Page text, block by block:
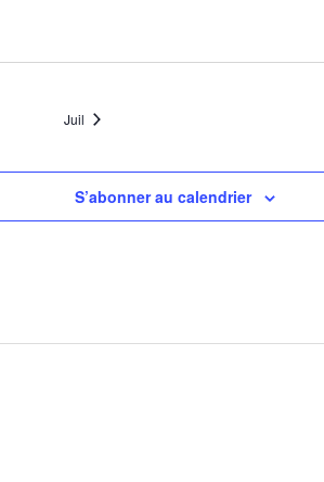
Juil
S’abonner au calendrier